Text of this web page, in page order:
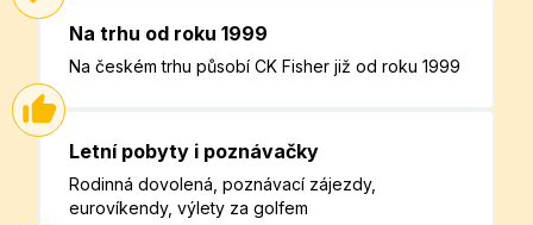
Na trhu od roku 1999
Na českém trhu působí CK Fisher již od roku 1999
Letní pobyty i poznávačky
Rodinná dovolená, poznávací zájezdy,
eurovíkendy, výlety za golfem